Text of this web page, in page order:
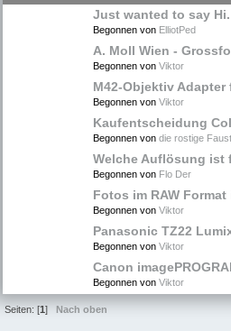
Just wanted to say Hi.
Begonnen von ElliotPed
A. Moll Wien -
Begonnen von Viktor
M42-Objektiv Adapter
Begonnen von Viktor
Kaufentscheidung
Begonnen von die rostige Faust
Welche Auflösung ist
Begonnen von Flo Der
Fotos im RAW
Begonnen von Viktor
Panasonic TZ22
Begonnen von Viktor
Canon
Begonnen von Viktor
Seiten: [1] Nach oben